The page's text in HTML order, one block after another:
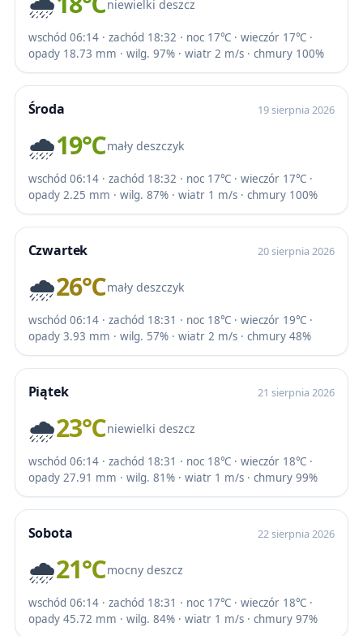
niewielki deszcz
wschód 06:14 · zachód 18:32 · noc 17℃ · wieczór 17℃ ·
opady 18.73 mm · wilg. 97% · wiatr 2 m/s · chmury 100%
Środa 19 sierpnia 2026
🌧️19℃mały deszczyk
wschód 06:14 · zachód 18:32 · noc 17℃ · wieczór 17℃ ·
opady 2.25 mm · wilg. 87% · wiatr 1 m/s · chmury 100%
Czwartek 20 sierpnia 2026
🌧️26℃mały deszczyk
wschód 06:14 · zachód 18:31 · noc 18℃ · wieczór 19℃ ·
opady 3.93 mm · wilg. 57% · wiatr 2 m/s · chmury 48%
Piątek 21 sierpnia 2026
🌧️23℃niewielki deszcz
wschód 06:14 · zachód 18:31 · noc 18℃ · wieczór 18℃ ·
opady 27.91 mm · wilg. 81% · wiatr 1 m/s · chmury 99%
Sobota 22 sierpnia 2026
🌧️21℃mocny deszcz
wschód 06:14 · zachód 18:31 · noc 17℃ · wieczór 18℃ ·
opady 45.72 mm · wilg. 84% · wiatr 1 m/s · chmury 97%